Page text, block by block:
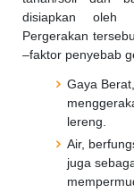
disiapkan oleh
Pergerakan
–faktor penyebab
Gaya
lereng.
Air,
juga